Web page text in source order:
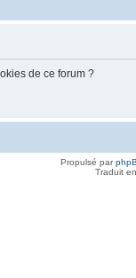
de ce forum ?
Propulsé par
Traduit